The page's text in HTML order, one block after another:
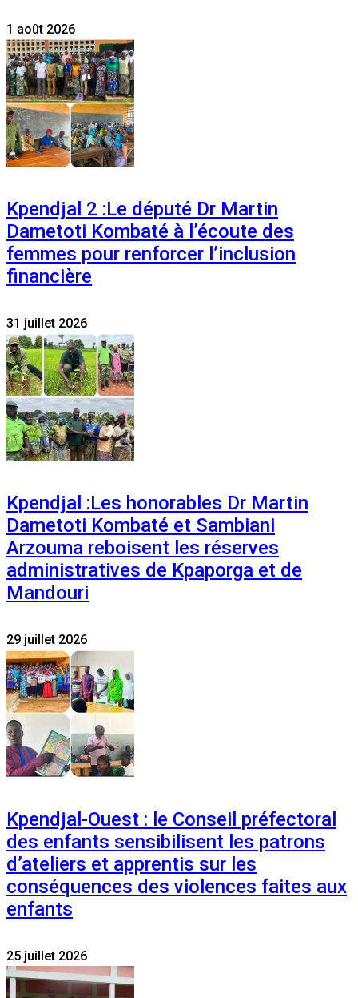
1 août 2026
Kpendjal 2 :Le député Dr Martin
Dametoti Kombaté à l’écoute des
femmes pour renforcer l’inclusion
financière
31 juillet 2026
Kpendjal :Les honorables Dr Martin
Dametoti Kombaté et Sambiani
Arzouma reboisent les réserves
administratives de Kpaporga et de
Mandouri
29 juillet 2026
Kpendjal-Ouest : le Conseil préfectoral
des enfants sensibilisent les patrons
d’ateliers et apprentis sur les
conséquences des violences faites aux
enfants
25 juillet 2026